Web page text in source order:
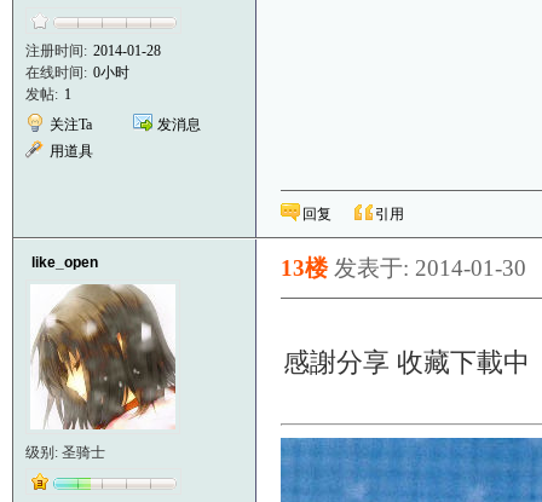
注册时间: 2014-01-28
在线时间: 0小时
发帖: 1
关注Ta
发消息
用道具
回复 引用
like_open
级别: 圣骑士
13楼 发表于: 2014-01-30
感謝分享 收藏下載